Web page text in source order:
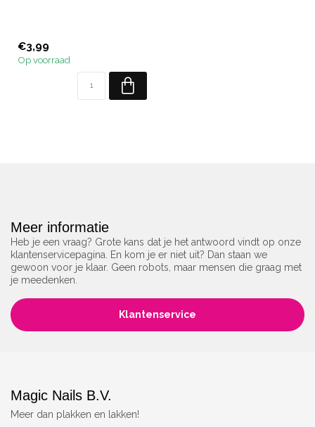
€3,99
Op voorraad
Meer informatie
Heb je een vraag? Grote kans dat je het antwoord vindt op onze
klantenservicepagina. En kom je er niet uit? Dan staan we
gewoon voor je klaar. Geen robots, maar mensen die graag met
je meedenken.
Klantenservice
Magic Nails B.V.
Meer dan plakken en lakken!